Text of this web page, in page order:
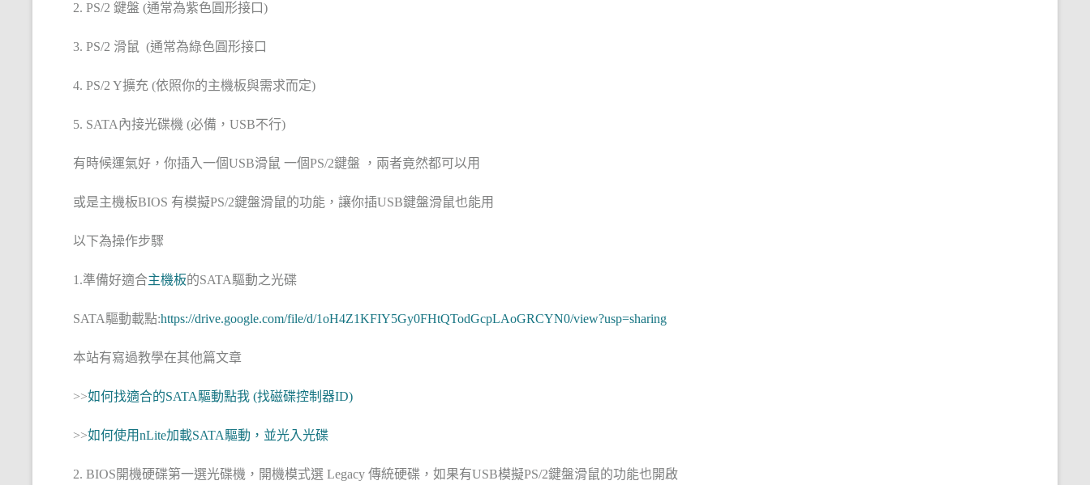
2. PS/2 鍵盤 (通常為紫色圓形接口)
3. PS/2 滑鼠 (通常為綠色圓形接口
4. PS/2 Y擴充 (依照你的主機板與需求而定)
5. SATA內接光碟機 (必備，USB不行)
有時候運氣好，你插入一個USB滑鼠 一個PS/2鍵盤 ，兩者竟然都可以用
或是主機板BIOS 有模擬PS/2鍵盤滑鼠的功能，讓你插USB鍵盤滑鼠也能用
以下為操作步驟
1.準備好適合主機板的SATA驅動之光碟
SATA驅動載點:https://drive.google.com/file/d/1oH4Z1KFIY5Gy0FHtQTodGcpLAoGRCYN0/view?usp=sharing
本站有寫過教學在其他篇文章
>>如何找適合的SATA驅動點我 (找磁碟控制器ID)
>>如何使用nLite加載SATA驅動，並光入光碟
2. BIOS開機硬碟第一選光碟機，開機模式選 Legacy 傳統硬碟，如果有USB模擬PS/2鍵盤滑鼠的功能也開啟